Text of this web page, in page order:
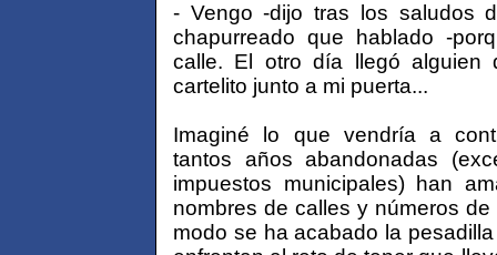
- Vengo -dijo tras los saludos
chapurreado que hablado -
calle. El otro día llegó alguien
cartelito junto a mi puerta...
Imaginé lo que vendría a
tantos años abandonadas
impuestos municipales) han
nombres de calles y números
modo se ha acabado la